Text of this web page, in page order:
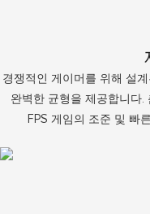
경쟁적인 게이머를 위해 설
완벽한 균형을 제공합니다
FPS 게임의 조준 및 빠